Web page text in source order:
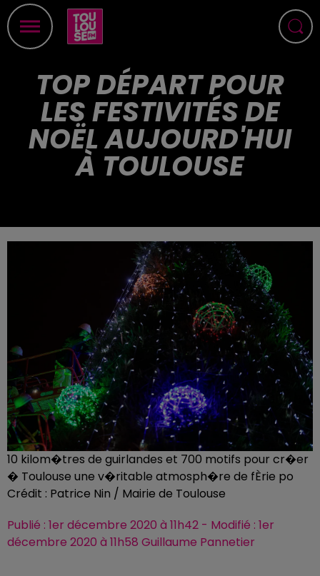
TOP DÉPART POUR
LES FESTIVITÉS DE
NOËL AUJOURD'HUI
À TOULOUSE
10 kilom�tres de guirlandes et 700 motifs pour cr�er
� Toulouse une v�ritable atmosph�re de fÈrie po
Crédit : Patrice Nin / Mairie de Toulouse
Publié : 1er décembre 2020 à 11h42 - Modifié : 1er
décembre 2020 à 11h58 Guillaume Pannetier